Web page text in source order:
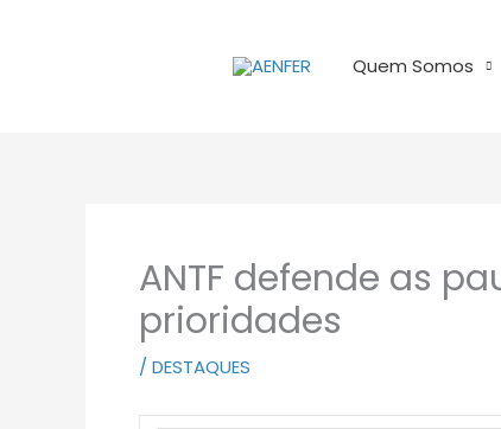
Quem Somos
ANTF defende as
prioridades
/ DESTAQUES